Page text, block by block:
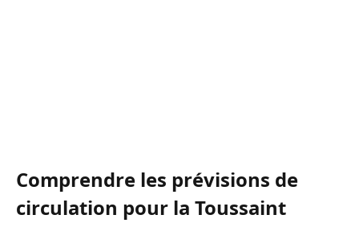
Comprendre les prévisions de
circulation pour la Toussaint